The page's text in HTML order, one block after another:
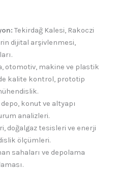
Tekirdağ Kalesi, Rakoczi
dijital arşivlenmesi,
otomotiv, makine ve plastik
kalite kontrol, prototip
konut ve altyapı
analizleri.
doğalgaz tesisleri ve enerji
ölçümleri.
sahaları ve depolama